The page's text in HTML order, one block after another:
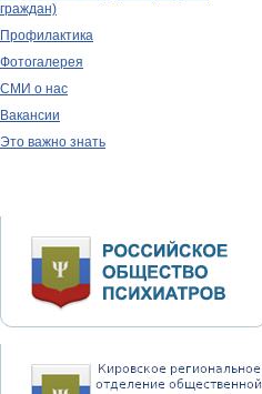
граждан)
Профилактика
Фотогалерея
СМИ о нас
Вакансии
Это важно знать